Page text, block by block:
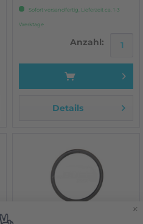
Sofort versandfertig, Lieferzeit ca. 1-3
Werktage
Anzahl:
Details